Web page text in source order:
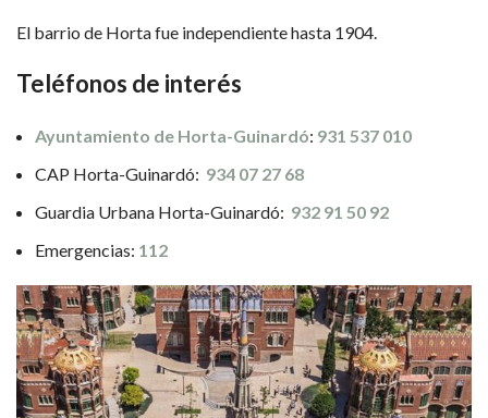
El barrio de Horta fue independiente hasta 1904.
Teléfonos de interés
Ayuntamiento de Horta-Guinardó: 931 537 010
CAP Horta-Guinardó: 934 07 27 68
Guardia Urbana Horta-Guinardó: 932 91 50 92
Emergencias: 112